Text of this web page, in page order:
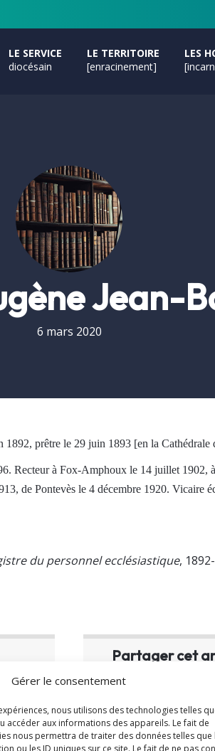
Gérer le consentement
nous utilisons des technologies telles
accéder aux informations des appareils. Le fait de
nous permettra de traiter des données telles que
ou les ID uniques sur ce site. Le fait de ne pas
LE SERVICE
diocésain
LE TERRITOIRE
[enracinement]
LES
Jean-
6 mars 2020
prêtre le 29 juin 1893 [en la Cathédrale
Recteur à Fox-Amphoux le 14 juillet 1902,
de Pontevès le 4 décembre 1920. Vicaire
du personnel ecclésiastique,
Partager cet